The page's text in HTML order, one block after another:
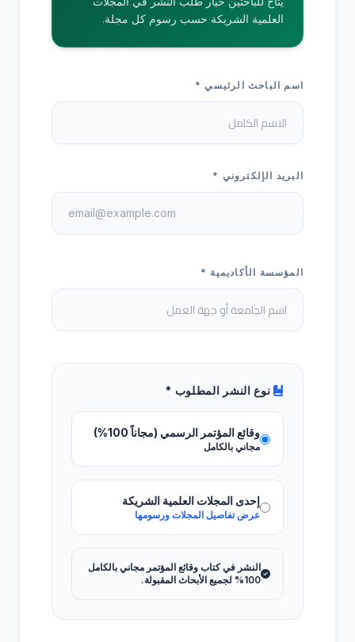
العلمية الشريكة حسب رسوم كل مجلة.
اسم الباحث الرئيسي *
البريد الإلكتروني *
المؤسسة الأكاديمية *
نوع النشر المطلوب *
وقائع المؤتمر الرسمي (مجاناً 100%)
مجاني بالكامل
إحدى المجلات العلمية الشريكة
عرض تفاصيل المجلات ورسومها
النشر في كتاب وقائع المؤتمر مجاني بالكامل
100% لجميع الأبحاث المقبولة.